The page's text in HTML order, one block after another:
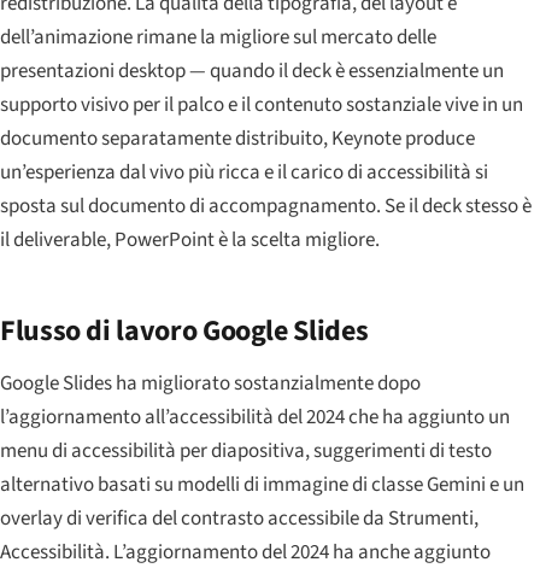
dell’animazione rimane la migliore sul mercato delle
presentazioni desktop — quando il deck è essenzialmente un
supporto visivo per il palco e il contenuto sostanziale vive in un
documento separatamente distribuito, Keynote produce
un’esperienza dal vivo più ricca e il carico di accessibilità si
sposta sul documento di accompagnamento. Se il deck stesso è
il deliverable, PowerPoint è la scelta migliore.
Flusso di lavoro Google Slides
Google Slides ha migliorato sostanzialmente dopo
l’aggiornamento all’accessibilità del 2024 che ha aggiunto un
menu di accessibilità per diapositiva, suggerimenti di testo
alternativo basati su modelli di immagine di classe Gemini e un
overlay di verifica del contrasto accessibile da Strumenti,
Accessibilità. L’aggiornamento del 2024 ha anche aggiunto